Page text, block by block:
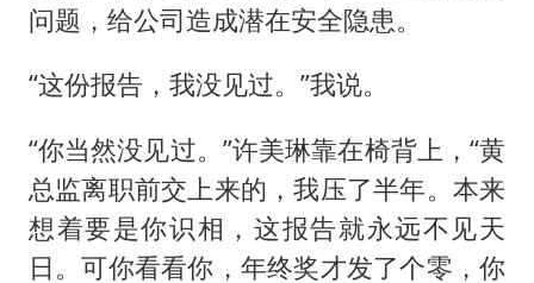
问题，给公司造成潜在安全隐患。
“这份报告，我没见过。”我说。
“你当然没见过。”许美琳靠在椅背上，“黄
总监离职前交上来的，我压了半年。本来
想着要是你识相，这报告就永远不见天
日。可你看看你，年终奖才发了个零，你